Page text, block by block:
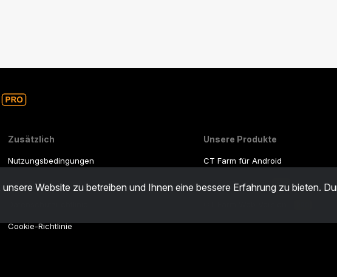
Website zu betreiben und Ihnen eine bessere Erfahrung zu bieten.
Zusätzlich
Nutzungsbedingungen
Partnerprogramm-Nutzungsbedingungen
Cookie-Richtlinie
Unsere Produkte
CT Farm für Android
CT Farm für iOS